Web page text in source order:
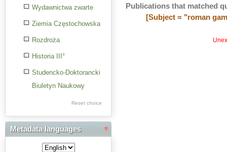
Wydawnictwa zwarte
Ziemia Częstochowska
Rozdroża
Historia III°
Studencko-Doktorancki
Biuletyn Naukowy
Res Academicae
Science Project Scripts
Biuletyn Informacyjny
WSP w Częstochowie
Reset choice
Metadata languages
Publications that matched
[Subject = "roman